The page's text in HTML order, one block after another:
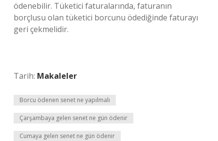
ödenebilir. Tüketici faturalarında, faturanın
borçlusu olan tüketici borcunu ödediğinde faturayı
geri çekmelidir.
Tarih: Makaleler
Borcu ödenen senet ne yapılmalı
Çarşambaya gelen senet ne gün ödenir
Cumaya gelen senet ne gün ödenir